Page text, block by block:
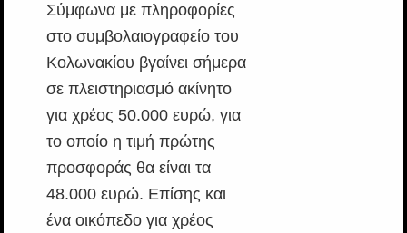
Σύμφωνα με πληροφορίες
στο συμβολαιογραφείο του
Κολωνακίου βγαίνει σήμερα
σε πλειστηριασμό ακίνητο
για χρέος 50.000 ευρώ, για
το οποίο η τιμή πρώτης
προσφοράς θα είναι τα
48.000 ευρώ. Επίσης και
ένα οικόπεδο για χρέος